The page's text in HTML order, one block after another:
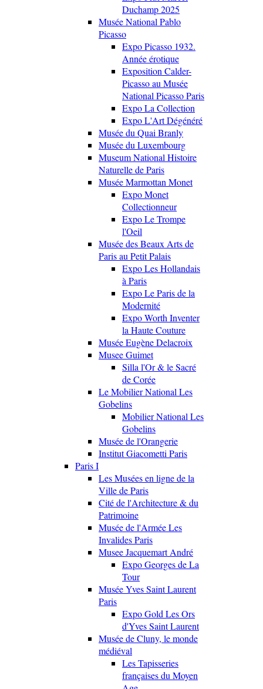
Duchamp 2025
Musée National Pablo
Picasso
Expo Picasso 1932.
Année érotique
Exposition Calder-
Picasso au Musée
National Picasso Paris
Expo La Collection
Expo L'Art Dégénéré
Musée du Quai Branly
Musée du Luxembourg
Museum National Histoire
Naturelle de Paris
Musée Marmottan Monet
Expo Monet
Collectionneur
Expo Le Trompe
l'Oeil
Musée des Beaux Arts de
Paris au Petit Palais
Expo Les Hollandais
à Paris
Expo Le Paris de la
Modernité
Expo Worth Inventer
la Haute Couture
Musée Eugène Delacroix
Musee Guimet
Silla l'Or & le Sacré
de Corée
Le Mobilier National Les
Gobelins
Mobilier National Les
Gobelins
Musée de l'Orangerie
Institut Giacometti Paris
Paris I
Les Musées en ligne de la
Ville de Paris
Cité de l'Architecture & du
Patrimoine
Musée de l'Armée Les
Invalides Paris
Musee Jacquemart André
Expo Georges de La
Tour
Musée Yves Saint Laurent
Paris
Expo Gold Les Ors
d'Yves Saint Laurent
Musée de Cluny, le monde
médiéval
Les Tapisseries
françaises du Moyen